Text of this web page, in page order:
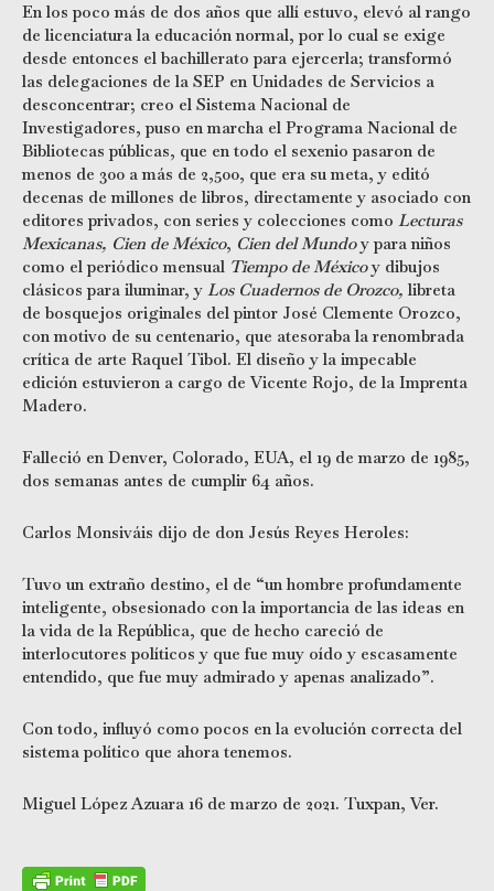
En los poco más de dos años que allí estuvo, elevó al rango
de licenciatura la educación normal, por lo cual se exige
desde entonces el bachillerato para ejercerla; transformó
las delegaciones de la SEP en Unidades de Servicios a
desconcentrar; creo el Sistema Nacional de
Investigadores, puso en marcha el Programa Nacional de
Bibliotecas públicas, que en todo el sexenio pasaron de
menos de 300 a más de 2,500, que era su meta, y editó
decenas de millones de libros, directamente y asociado con
editores privados, con series y colecciones como Lecturas
Mexicanas, Cien de México, Cien del Mundoy para niños
como el periódico mensual Tiempo de Méxicoy dibujos
clásicos para iluminar, y Los Cuadernos de Orozco, libreta
de bosquejos originales del pintor José Clemente Orozco,
con motivo de su centenario, que atesoraba la renombrada
crítica de arte Raquel Tibol. El diseño y la impecable
edición estuvieron a cargo de Vicente Rojo, de la Imprenta
Madero.
Falleció en Denver, Colorado, EUA, el 19 de marzo de 1985,
dos semanas antes de cumplir 64 años.
Carlos Monsiváis dijo de don Jesús Reyes Heroles:
Tuvo un extraño destino, el de “un hombre profundamente
inteligente, obsesionado con la importancia de las ideas en
la vida de la República, que de hecho careció de
interlocutores políticos y que fue muy oído y escasamente
entendido, que fue muy admirado y apenas analizado”.
Con todo, influyó como pocos en la evolución correcta del
sistema político que ahora tenemos.
Miguel López Azuara 16 de marzo de 2021. Tuxpan, Ver.